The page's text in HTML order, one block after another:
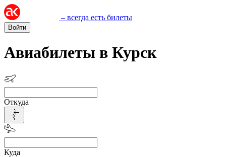
– всегда есть билеты
Войти
Авиабилеты в Курск
Откуда
Куда